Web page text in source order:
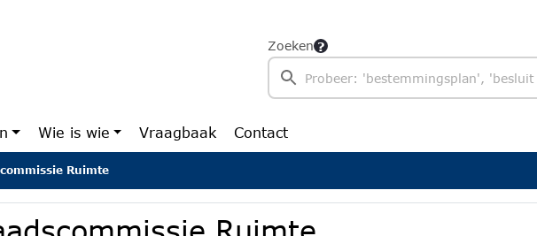
Zoeken
Wie is wie Vraagbaak Contact
Ruimte